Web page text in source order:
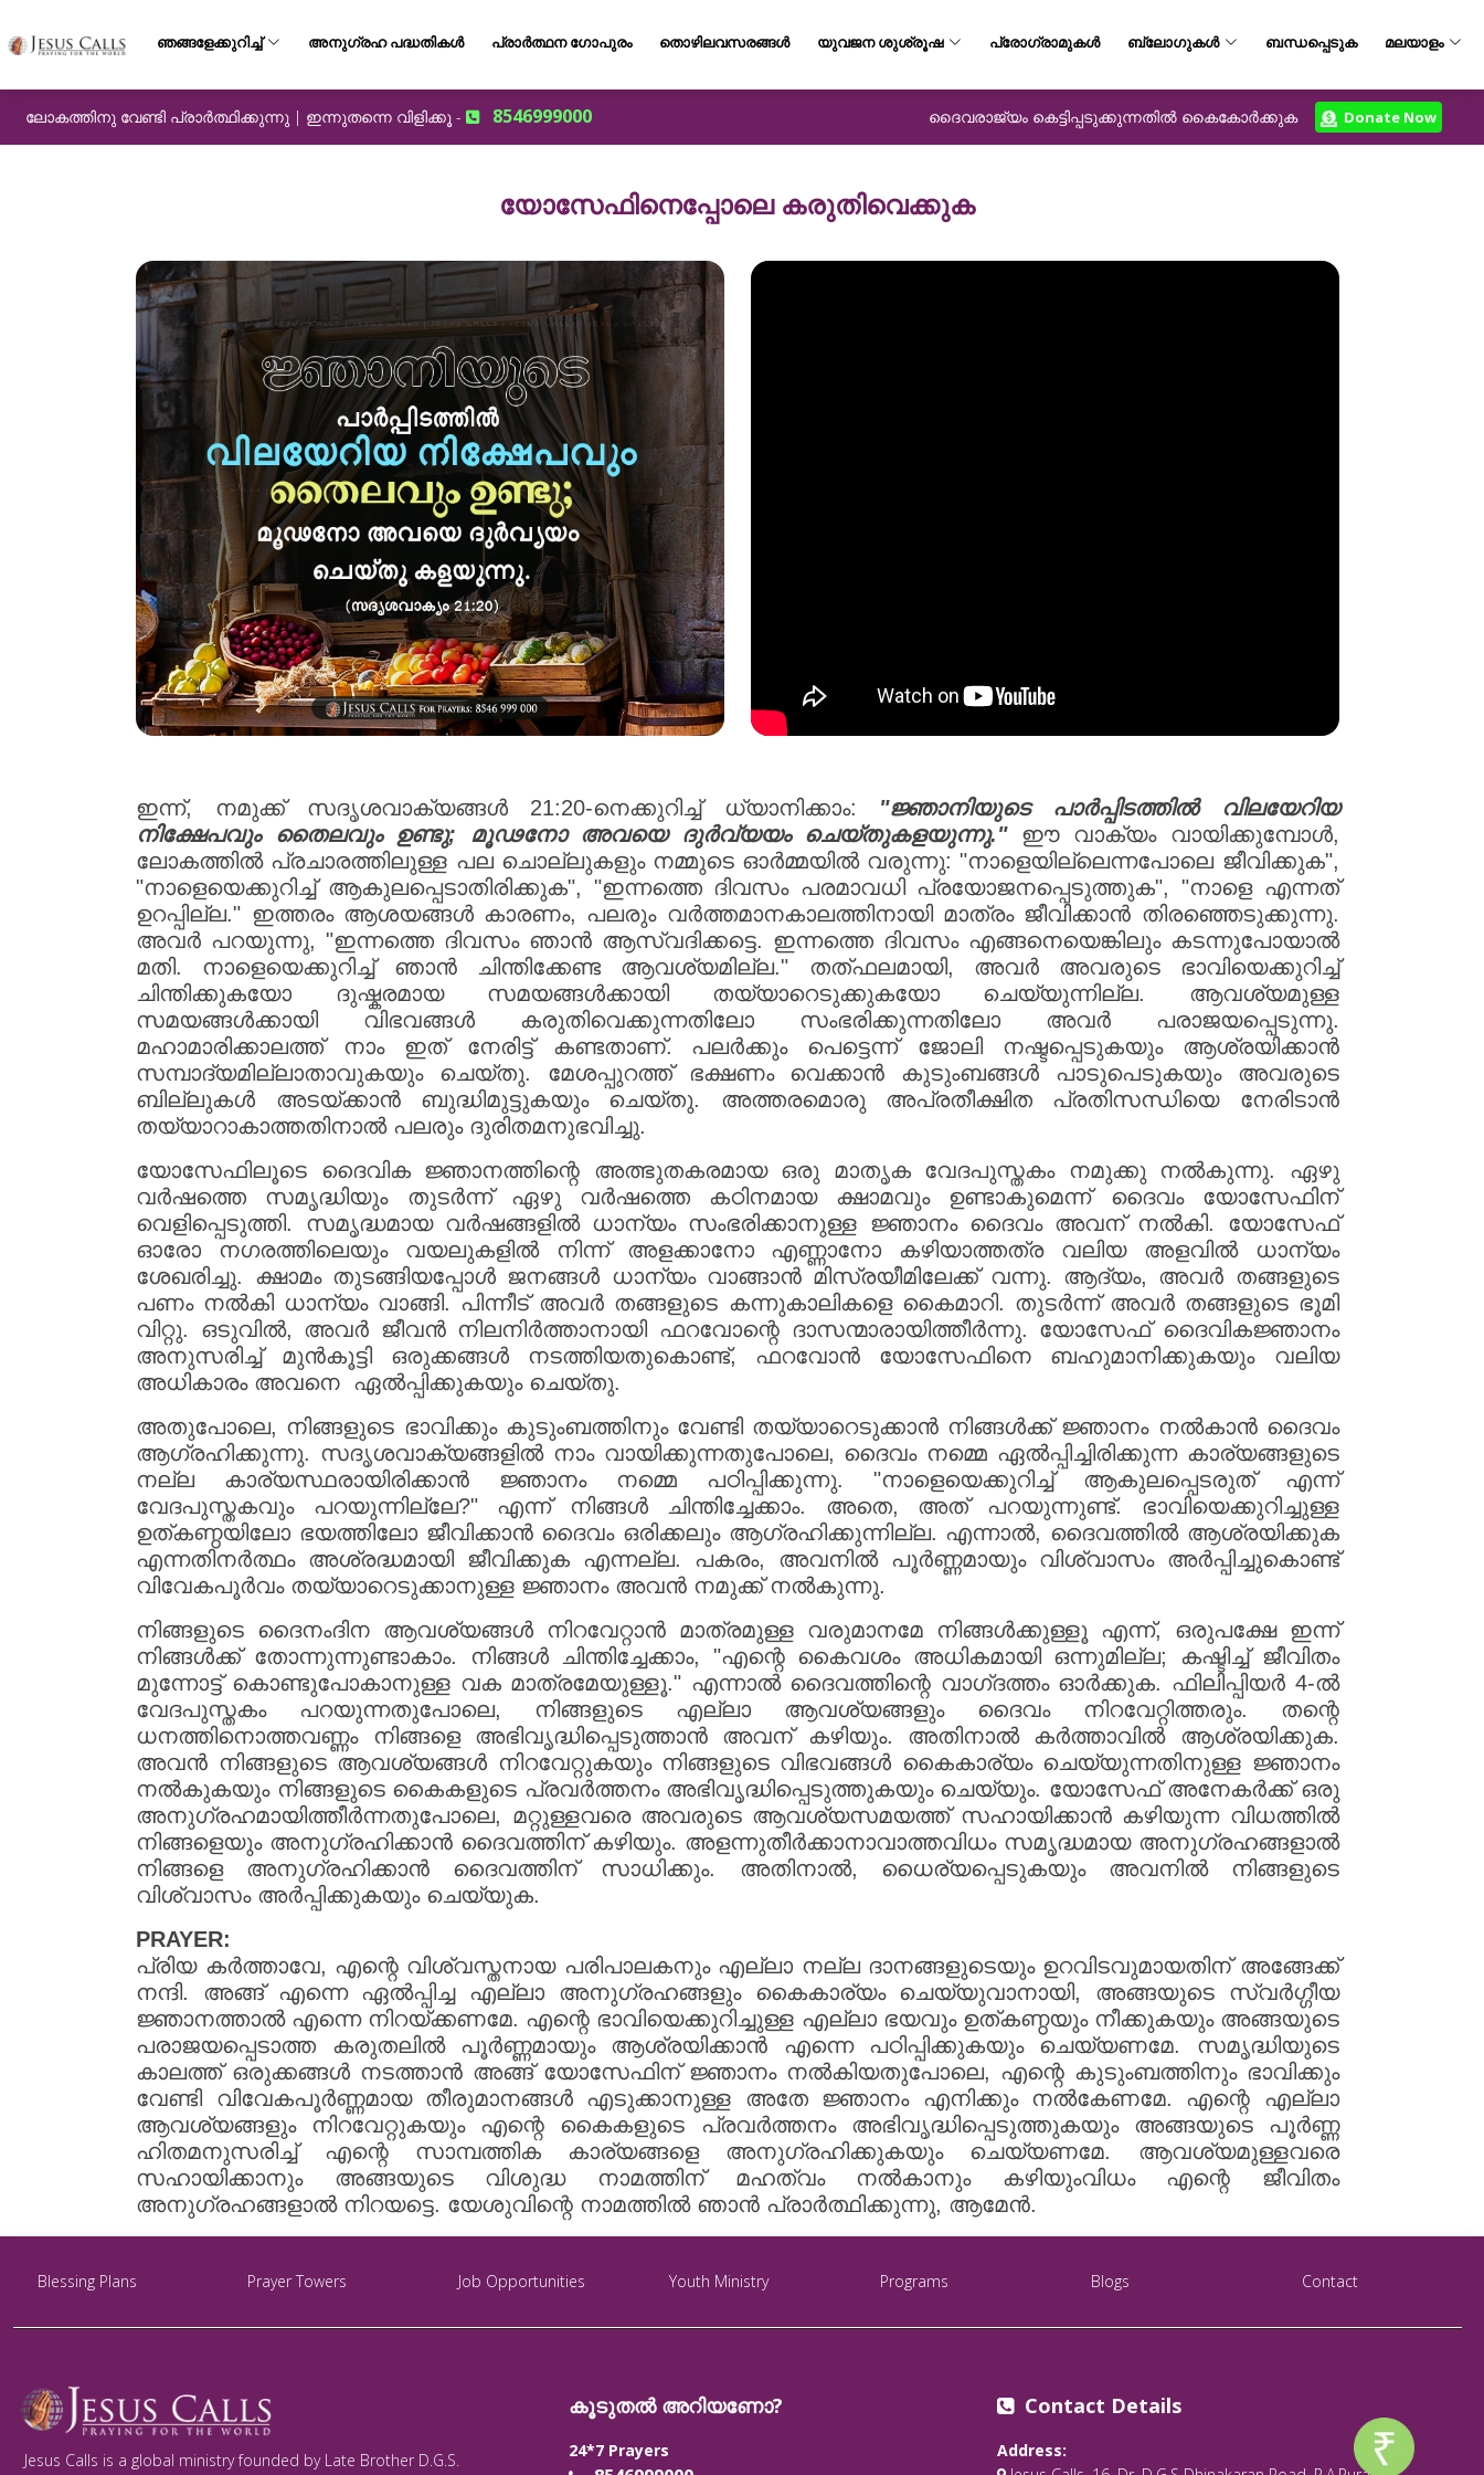
ഞങ്ങളേക്കുറിച്ച് അനുഗ്രഹ പദ്ധതികൾ പ്രാർത്ഥന ഗോപുരം തൊഴിലവസരങ്ങൾ യുവജന ശുശ്രൂഷ പ്രോഗ്രാമുകൾ ബ്ലോഗുകൾ ബന്ധപ്പെടുക മലയാളം
ലോകത്തിനു വേണ്ടി പ്രാർത്ഥിക്കുന്നു | ഇന്നുതന്നെ വിളിക്കൂ - 8546999000 ദൈവരാജ്യം കെട്ടിപ്പടുക്കുന്നതിൽ കൈകോർക്കുക Donate Now
യോസേഫിനെപ്പോലെ കരുതിവെക്കുക
ഇന്ന്, നമുക്ക് സദൃശവാക്യങ്ങൾ 21:20-നെക്കുറിച്ച് ധ്യാനിക്കാം: "ജ്ഞാനിയുടെ പാർപ്പിടത്തിൽ വിലയേറിയ
നിക്ഷേപവും തൈലവും ഉണ്ടു; മൂഢനോ അവയെ ദുർവ്യയം ചെയ്തുകളയുന്നു."ഈ വാക്യം വായിക്കുമ്പോൾ,
ലോകത്തിൽ പ്രചാരത്തിലുള്ള പല ചൊല്ലുകളും നമ്മുടെ ഓർമ്മയിൽ വരുന്നു: "നാളെയില്ലെന്നപോലെ ജീവിക്കുക",
"നാളെയെക്കുറിച്ച് ആകുലപ്പെടാതിരിക്കുക", "ഇന്നത്തെ ദിവസം പരമാവധി പ്രയോജനപ്പെടുത്തുക", "നാളെ എന്നത്
ഉറപ്പില്ല." ഇത്തരം ആശയങ്ങൾ കാരണം, പലരും വർത്തമാനകാലത്തിനായി മാത്രം ജീവിക്കാൻ തിരഞ്ഞെടുക്കുന്നു.
അവർ പറയുന്നു, "ഇന്നത്തെ ദിവസം ഞാൻ ആസ്വദിക്കട്ടെ. ഇന്നത്തെ ദിവസം എങ്ങനെയെങ്കിലും കടന്നുപോയാൽ
മതി. നാളെയെക്കുറിച്ച് ഞാൻ ചിന്തിക്കേണ്ട ആവശ്യമില്ല." തത്ഫലമായി, അവർ അവരുടെ ഭാവിയെക്കുറിച്ച്
ചിന്തിക്കുകയോ ദുഷ്കരമായ സമയങ്ങൾക്കായി തയ്യാറെടുക്കുകയോ ചെയ്യുന്നില്ല. ആവശ്യമുള്ള
സമയങ്ങൾക്കായി വിഭവങ്ങൾ കരുതിവെക്കുന്നതിലോ സംഭരിക്കുന്നതിലോ അവർ പരാജയപ്പെടുന്നു.
മഹാമാരിക്കാലത്ത് നാം ഇത് നേരിട്ട് കണ്ടതാണ്. പലർക്കും പെട്ടെന്ന് ജോലി നഷ്ടപ്പെടുകയും ആശ്രയിക്കാൻ
സമ്പാദ്യമില്ലാതാവുകയും ചെയ്തു. മേശപ്പുറത്ത് ഭക്ഷണം വെക്കാൻ കുടുംബങ്ങൾ പാടുപെടുകയും അവരുടെ
ബില്ലുകൾ അടയ്ക്കാൻ ബുദ്ധിമുട്ടുകയും ചെയ്തു. അത്തരമൊരു അപ്രതീക്ഷിത പ്രതിസന്ധിയെ നേരിടാൻ
തയ്യാറാകാത്തതിനാൽ പലരും ദുരിതമനുഭവിച്ചു.
യോസേഫിലൂടെ ദൈവിക ജ്ഞാനത്തിന്റെ അത്ഭുതകരമായ ഒരു മാതൃക വേദപുസ്തകം നമുക്കു നൽകുന്നു. ഏഴു
വർഷത്തെ സമൃദ്ധിയും തുടർന്ന് ഏഴു വർഷത്തെ കഠിനമായ ക്ഷാമവും ഉണ്ടാകുമെന്ന് ദൈവം യോസേഫിന്
വെളിപ്പെടുത്തി. സമൃദ്ധമായ വർഷങ്ങളിൽ ധാന്യം സംഭരിക്കാനുള്ള ജ്ഞാനം ദൈവം അവന് നൽകി. യോസേഫ്
ഓരോ നഗരത്തിലെയും വയലുകളിൽ നിന്ന് അളക്കാനോ എണ്ണാനോ കഴിയാത്തത്ര വലിയ അളവിൽ ധാന്യം
ശേഖരിച്ചു. ക്ഷാമം തുടങ്ങിയപ്പോൾ ജനങ്ങൾ ധാന്യം വാങ്ങാൻ മിസ്രയീമിലേക്ക് വന്നു. ആദ്യം, അവർ തങ്ങളുടെ
പണം നൽകി ധാന്യം വാങ്ങി. പിന്നീട് അവർ തങ്ങളുടെ കന്നുകാലികളെ കൈമാറി. തുടർന്ന് അവർ തങ്ങളുടെ ഭൂമി
വിറ്റു. ഒടുവിൽ, അവർ ജീവൻ നിലനിർത്താനായി ഫറവോന്റെ ദാസന്മാരായിത്തീർന്നു. യോസേഫ് ദൈവികജ്ഞാനം
അനുസരിച്ച് മുൻകൂട്ടി ഒരുക്കങ്ങൾ നടത്തിയതുകൊണ്ട്, ഫറവോൻ യോസേഫിനെ ബഹുമാനിക്കുകയും വലിയ
അധികാരം അവനെ ഏൽപ്പിക്കുകയും ചെയ്തു.
അതുപോലെ, നിങ്ങളുടെ ഭാവിക്കും കുടുംബത്തിനും വേണ്ടി തയ്യാറെടുക്കാൻ നിങ്ങൾക്ക് ജ്ഞാനം നൽകാൻ ദൈവം
ആഗ്രഹിക്കുന്നു. സദൃശവാക്യങ്ങളിൽ നാം വായിക്കുന്നതുപോലെ, ദൈവം നമ്മെ ഏൽപ്പിച്ചിരിക്കുന്ന കാര്യങ്ങളുടെ
നല്ല കാര്യസ്ഥരായിരിക്കാൻ ജ്ഞാനം നമ്മെ പഠിപ്പിക്കുന്നു. "നാളെയെക്കുറിച്ച് ആകുലപ്പെടരുത് എന്ന്
വേദപുസ്തകവും പറയുന്നില്ലേ?" എന്ന് നിങ്ങൾ ചിന്തിച്ചേക്കാം. അതെ, അത് പറയുന്നുണ്ട്. ഭാവിയെക്കുറിച്ചുള്ള
ഉത്കണ്ഠയിലോ ഭയത്തിലോ ജീവിക്കാൻ ദൈവം ഒരിക്കലും ആഗ്രഹിക്കുന്നില്ല. എന്നാൽ, ദൈവത്തിൽ ആശ്രയിക്കുക
എന്നതിനർത്ഥം അശ്രദ്ധമായി ജീവിക്കുക എന്നല്ല. പകരം, അവനിൽ പൂർണ്ണമായും വിശ്വാസം അർപ്പിച്ചുകൊണ്ട്
വിവേകപൂർവം തയ്യാറെടുക്കാനുള്ള ജ്ഞാനം അവൻ നമുക്ക് നൽകുന്നു.
നിങ്ങളുടെ ദൈനംദിന ആവശ്യങ്ങൾ നിറവേറ്റാൻ മാത്രമുള്ള വരുമാനമേ നിങ്ങൾക്കുള്ളൂ എന്ന്, ഒരുപക്ഷേ ഇന്ന്
നിങ്ങൾക്ക് തോന്നുന്നുണ്ടാകാം. നിങ്ങൾ ചിന്തിച്ചേക്കാം, "എന്റെ കൈവശം അധികമായി ഒന്നുമില്ല; കഷ്ടിച്ച് ജീവിതം
മുന്നോട്ട് കൊണ്ടുപോകാനുള്ള വക മാത്രമേയുള്ളൂ." എന്നാൽ ദൈവത്തിന്റെ വാഗ്‌ദത്തം ഓർക്കുക. ഫിലിപ്പിയർ 4-ൽ
വേദപുസ്തകം പറയുന്നതുപോലെ, നിങ്ങളുടെ എല്ലാ ആവശ്യങ്ങളും ദൈവം നിറവേറ്റിത്തരും. തന്റെ
ധനത്തിനൊത്തവണ്ണം നിങ്ങളെ അഭിവൃദ്ധിപ്പെടുത്താൻ അവന് കഴിയും. അതിനാൽ കർത്താവിൽ ആശ്രയിക്കുക.
അവൻ നിങ്ങളുടെ ആവശ്യങ്ങൾ നിറവേറ്റുകയും നിങ്ങളുടെ വിഭവങ്ങൾ കൈകാര്യം ചെയ്യുന്നതിനുള്ള ജ്ഞാനം
നൽകുകയും നിങ്ങളുടെ കൈകളുടെ പ്രവർത്തനം അഭിവൃദ്ധിപ്പെടുത്തുകയും ചെയ്യും. യോസേഫ് അനേകർക്ക് ഒരു
അനുഗ്രഹമായിത്തീർന്നതുപോലെ, മറ്റുള്ളവരെ അവരുടെ ആവശ്യസമയത്ത് സഹായിക്കാൻ കഴിയുന്ന വിധത്തിൽ
നിങ്ങളെയും അനുഗ്രഹിക്കാൻ ദൈവത്തിന് കഴിയും. അളന്നുതീർക്കാനാവാത്തവിധം സമൃദ്ധമായ അനുഗ്രഹങ്ങളാൽ
നിങ്ങളെ അനുഗ്രഹിക്കാൻ ദൈവത്തിന് സാധിക്കും. അതിനാൽ, ധൈര്യപ്പെടുകയും അവനിൽ നിങ്ങളുടെ
വിശ്വാസം അർപ്പിക്കുകയും ചെയ്യുക.
PRAYER:
പ്രിയ കർത്താവേ, എന്റെ വിശ്വസ്തനായ പരിപാലകനും എല്ലാ നല്ല ദാനങ്ങളുടെയും ഉറവിടവുമായതിന് അങ്ങേക്ക്
നന്ദി. അങ്ങ് എന്നെ ഏൽപ്പിച്ച എല്ലാ അനുഗ്രഹങ്ങളും കൈകാര്യം ചെയ്യുവാനായി, അങ്ങയുടെ സ്വർഗ്ഗീയ
ജ്ഞാനത്താൽ എന്നെ നിറയ്ക്കണമേ. എന്റെ ഭാവിയെക്കുറിച്ചുള്ള എല്ലാ ഭയവും ഉത്കണ്ഠയും നീക്കുകയും അങ്ങയുടെ
പരാജയപ്പെടാത്ത കരുതലിൽ പൂർണ്ണമായും ആശ്രയിക്കാൻ എന്നെ പഠിപ്പിക്കുകയും ചെയ്യണമേ. സമൃദ്ധിയുടെ
കാലത്ത് ഒരുക്കങ്ങൾ നടത്താൻ അങ്ങ് യോസേഫിന് ജ്ഞാനം നൽകിയതുപോലെ, എന്റെ കുടുംബത്തിനും ഭാവിക്കും
വേണ്ടി വിവേകപൂർണ്ണമായ തീരുമാനങ്ങൾ എടുക്കാനുള്ള അതേ ജ്ഞാനം എനിക്കും നൽകേണമേ. എന്റെ എല്ലാ
ആവശ്യങ്ങളും നിറവേറ്റുകയും എന്റെ കൈകളുടെ പ്രവർത്തനം അഭിവൃദ്ധിപ്പെടുത്തുകയും അങ്ങയുടെ പൂർണ്ണ
ഹിതമനുസരിച്ച് എന്റെ സാമ്പത്തിക കാര്യങ്ങളെ അനുഗ്രഹിക്കുകയും ചെയ്യണമേ. ആവശ്യമുള്ളവരെ
സഹായിക്കാനും അങ്ങയുടെ വിശുദ്ധ നാമത്തിന് മഹത്വം നൽകാനും കഴിയുംവിധം എന്റെ ജീവിതം
അനുഗ്രഹങ്ങളാൽ നിറയട്ടെ. യേശുവിന്റെ നാമത്തിൽ ഞാൻ പ്രാർത്ഥിക്കുന്നു, ആമേൻ.
Blessing Plans Prayer Towers Job Opportunities Youth Ministry Programs Blogs Contact
Jesus Calls is a global ministry founded by Late Brother D.G.S.
കൂടുതൽ അറിയണോ?
24*7 Prayers
Contact Details
Address: